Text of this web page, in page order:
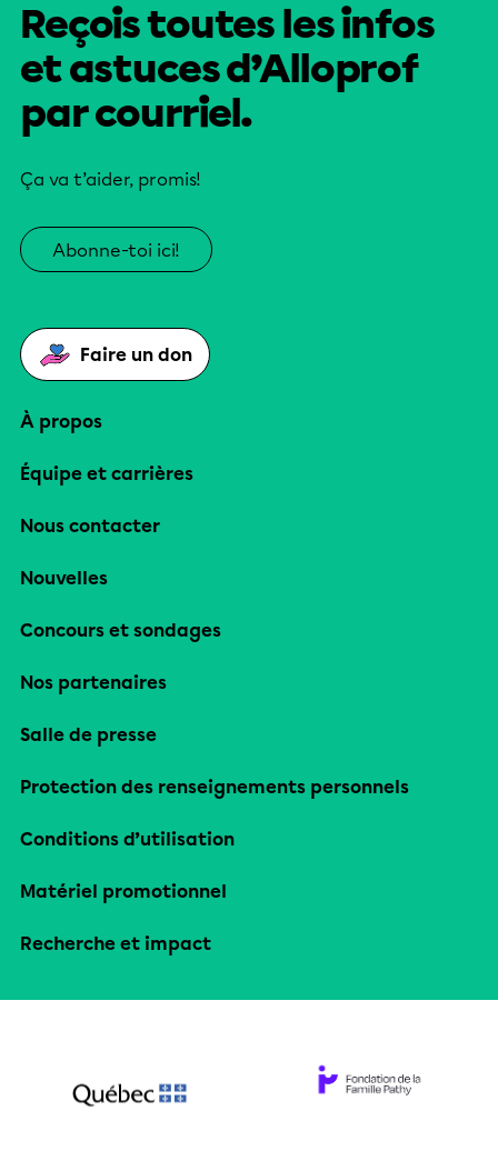
Reçois toutes les infos
et astuces d’Alloprof
par courriel.
Ça va t’aider, promis!
Abonne-toi ici!
Faire un don
À propos
Équipe et carrières
Nous contacter
Nouvelles
Concours et sondages
Nos partenaires
Salle de presse
Protection des renseignements personnels
Conditions d’utilisation
Matériel promotionnel
Recherche et impact